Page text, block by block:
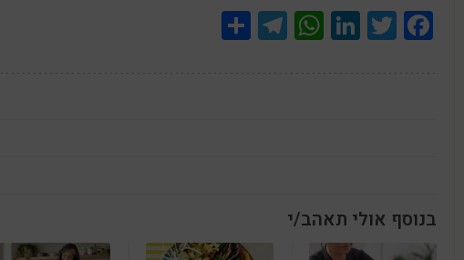
Facebook
Twitter
LinkedIn
WhatsApp
Telegram
בנוסף אולי תאהב/י